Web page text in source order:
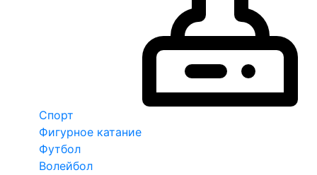
Спорт
Фигурное катание
Футбол
Волейбол